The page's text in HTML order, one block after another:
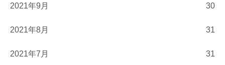
2021年9月 30
2021年8月 31
2021年7月 31